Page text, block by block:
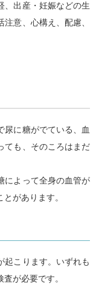
、出産・妊娠などの生
意、心構え、配慮、
尿に糖がでている、血
ても、そのころはまだ
によって全身の血管が
があります。
起こります。いずれも
が必要です。